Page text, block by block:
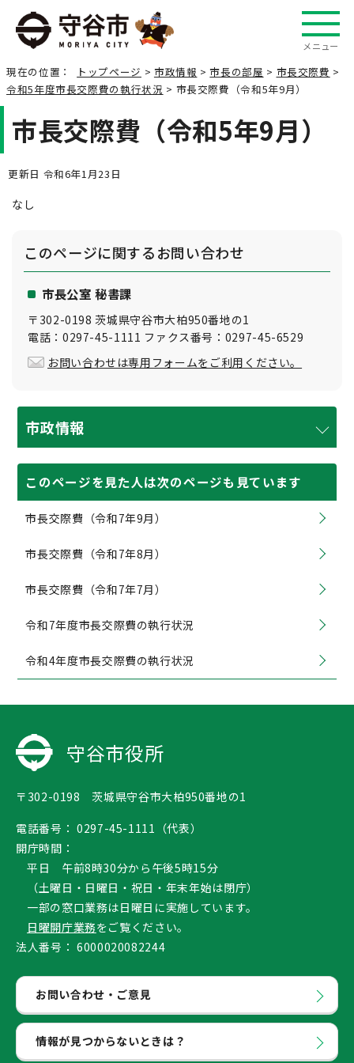
メニュー
現在の位置： トップページ > 市政情報 >市長の部屋 > 市長交際費 >
令和5年度市長交際費の執行状況 > 市長交際費（令和5年9月）
市長交際費（令和5年9月）
更新日 令和6年1月23日
なし
このページに関するお問い合わせ
市長公室 秘書課
〒302-0198 茨城県守谷市大柏950番地の1
電話：0297-45-1111 ファクス番号：0297-45-6529
お問い合わせは専用フォームをご利用ください。
市政情報
このページを見た人は次のページも見ています
市長交際費（令和7年9月）
市長交際費（令和7年8月）
市長交際費（令和7年7月）
令和7年度市長交際費の執行状況
令和4年度市長交際費の執行状況
守谷市役所
〒302-0198 茨城県守谷市大柏950番地の1
電話番号： 0297-45-1111（代表）
開庁時間：
平日 午前8時30分から午後5時15分
（土曜日・日曜日・祝日・年末年始は閉庁）
一部の窓口業務は日曜日に実施しています。
日曜開庁業務をご覧ください。
法人番号： 6000020082244
お問い合わせ・ご意見
情報が見つからないときは？